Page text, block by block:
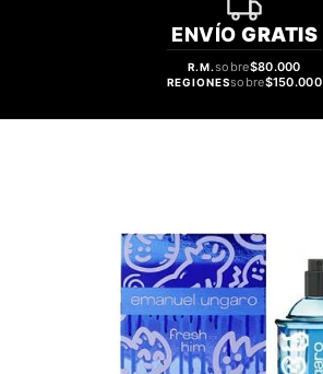
ENVÍO GRATIS
R.M.sobre$80.000
REGIONESsobre$150.000